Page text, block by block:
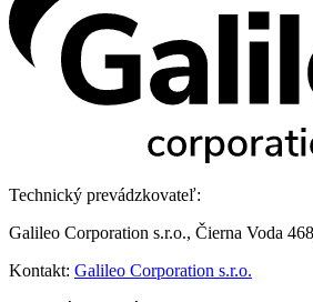
Technický prevádzkovateľ:
Galileo Corporation s.r.o., Čierna Voda
Kontakt: Galileo Corporation s.r.o.